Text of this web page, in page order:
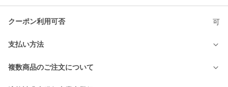
クーポン利用可否 可
支払い方法
複数商品のご注文について